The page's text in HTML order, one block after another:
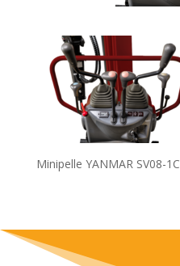
Minipelle YANMAR SV08-1C